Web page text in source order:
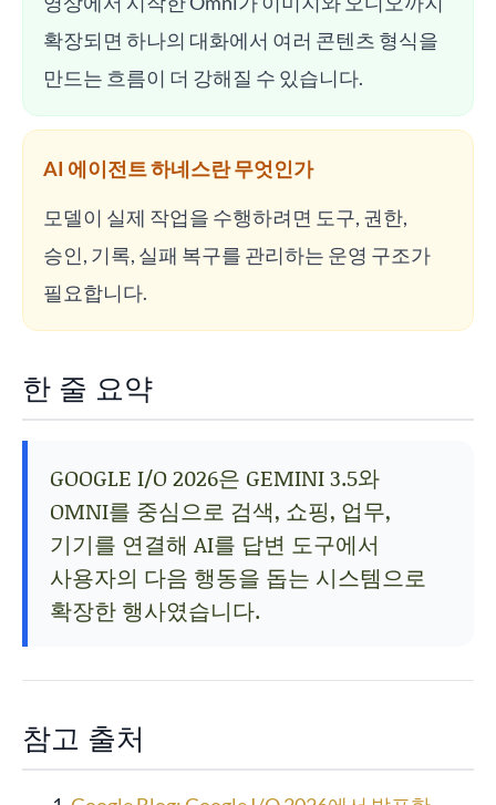
확장되면 하나의 대화에서 여러 콘텐츠 형식을
만드는 흐름이 더 강해질 수 있습니다.
AI 에이전트 하네스란 무엇인가
모델이 실제 작업을 수행하려면 도구, 권한,
승인, 기록, 실패 복구를 관리하는 운영 구조가
필요합니다.
한 줄 요약
GOOGLE I/O 2026은 GEMINI 3.5와
OMNI를 중심으로 검색, 쇼핑, 업무,
기기를 연결해 AI를 답변 도구에서
사용자의 다음 행동을 돕는 시스템으로
확장한 행사였습니다.
참고 출처